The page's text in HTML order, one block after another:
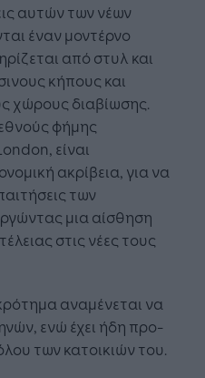
αυτών των νέων
έναν μοντέρνο
από στυλ και
κήπους και
χώρους διαβίωσης.
φήμης
είναι
ακρίβεια, για να
των
μια αίσθηση
στις νέες τους
αναμένεται να
ενώ έχει ήδη προ-
των κατοικιών του.